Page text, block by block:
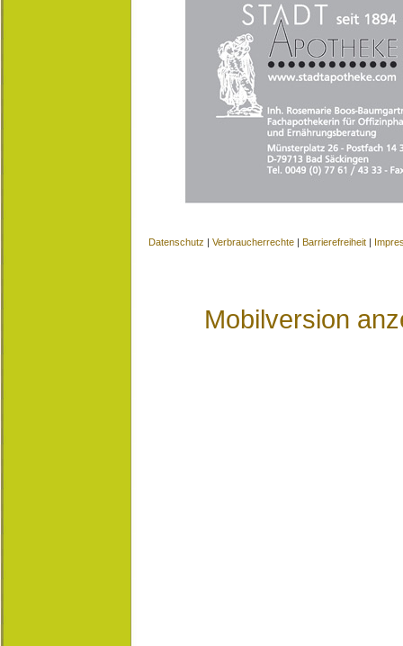
Datenschutz | Verbraucherrechte | Barrierefreiheit |
Mobilversion